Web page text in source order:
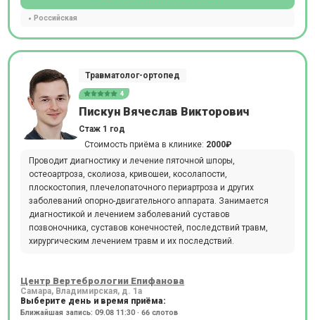
Российская
Травматолог-ортопед
4
Пискун Вячеслав Викторович
Стаж 1 год
Стоимость приёма в клинике: 2000₽
Проводит диагностику и лечение пяточной шпоры,
остеоартроза, сколиоза, кривошеи, косолапости,
плоскостопия, плечелопаточного периартроза и других
заболеваний опорно-двигательного аппарата. Занимается
диагностикой и лечением заболеваний суставов
позвоночника, суставов конечностей, последствий травм,
хирургическим лечением травм и их последствий.
Центр Вертебрологии Епифанова
Самара, Владимирская, д. 1а
Выберите день и время приёма:
Ближайшая запись: 09.08 11:30 · 66 слотов